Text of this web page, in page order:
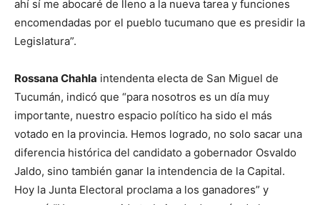
ahí sí me abocaré de lleno a la nueva tarea y funciones
encomendadas por el pueblo tucumano que es presidir la
Legislatura”.
Rossana Chahla intendenta electa de San Miguel de
Tucumán, indicó que “para nosotros es un día muy
importante, nuestro espacio político ha sido el más
votado en la provincia. Hemos logrado, no solo sacar una
diferencia histórica del candidato a gobernador Osvaldo
Jaldo, sino también ganar la intendencia de la Capital.
Hoy la Junta Electoral proclama a los ganadores” y